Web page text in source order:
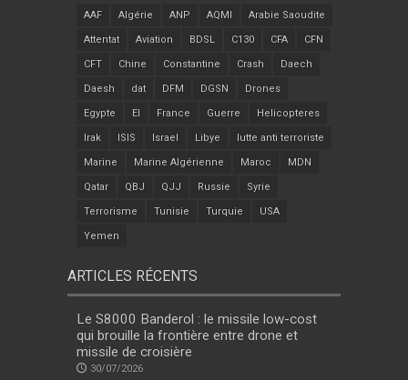
AAF Algérie ANP AQMI Arabie Saoudite
Attentat Aviation BDSL C130 CFA CFN
CFT Chine Constantine Crash Daech
Daesh dat DFM DGSN Drones
Egypte EI France Guerre Helicopteres
Irak ISIS Israel Libye lutte anti terroriste
Marine Marine Algérienne Maroc MDN
Qatar QBJ QJJ Russie Syrie
Terrorisme Tunisie Turquie USA
Yemen
ARTICLES RÉCENTS
Le S8000 Banderol : le missile low-cost
qui brouille la frontière entre drone et
missile de croisière
30/07/2026